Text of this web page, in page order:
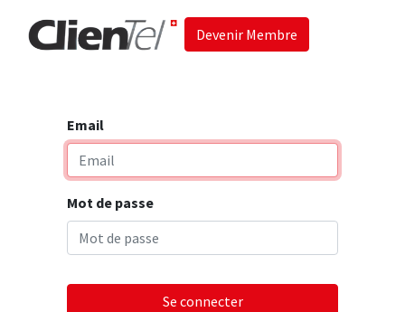
Devenir Membre
Email
Mot de passe
Se connecter